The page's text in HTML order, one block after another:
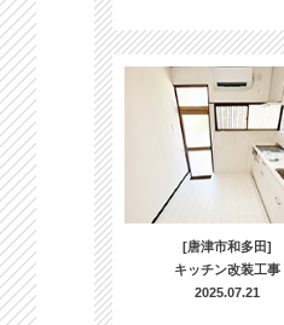
[唐津市和多田]
キッチン改装工事
2025.07.21